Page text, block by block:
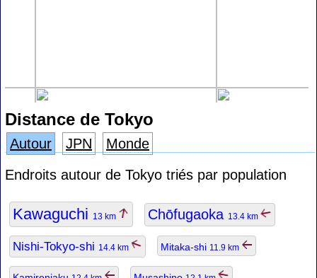
Distance de Tokyo
Autour JPN
Monde
Endroits autour de Tokyo triés par population
Kawaguchi 13 km Chōfugaoka 13.4 km
Nishi-Tokyo-shi 14.4 km Mitaka-shi 11.9 km